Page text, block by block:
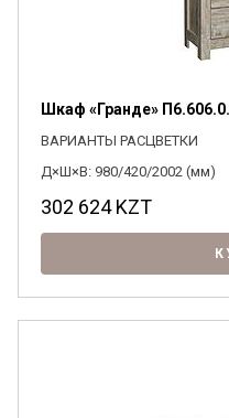
Шкаф «Гранде»
ВАРИАНТЫ РАСЦВЕТКИ
Д×Ш×В: 980/420/2002 (мм)
302 624KZT